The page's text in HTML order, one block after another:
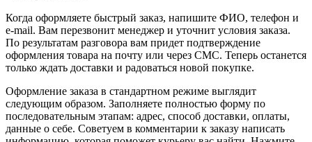
Когда оформляете быстрый заказ, напишите ФИО, телефон и
e-mail. Вам перезвонит менеджер и уточнит условия заказа.
По результатам разговора вам придет подтверждение
оформления товара на почту или через СМС. Теперь останется
только ждать доставки и радоваться новой покупке.
Оформление заказа в стандартном режиме выглядит
следующим образом. Заполняете полностью форму по
последовательным этапам: адрес, способ доставки, оплаты,
данные о себе. Советуем в комментарии к заказу написать